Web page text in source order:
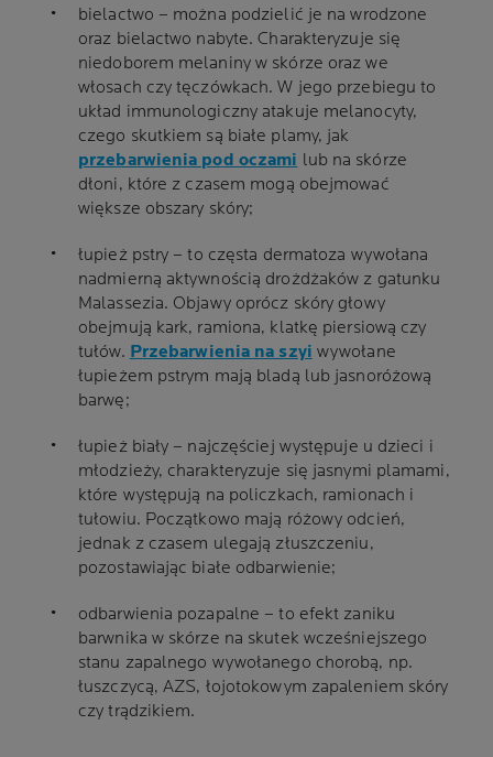
bielactwo – można podzielić je na wrodzone
oraz bielactwo nabyte. Charakteryzuje się
niedoborem melaniny w skórze oraz we
włosach czy tęczówkach. W jego przebiegu to
układ immunologiczny atakuje melanocyty,
czego skutkiem są białe plamy, jak
przebarwienia pod oczami lub na skórze
dłoni, które z czasem mogą obejmować
większe obszary skóry;
łupież pstry – to częsta dermatoza wywołana
nadmierną aktywnością drożdżaków z gatunku
Malassezia. Objawy oprócz skóry głowy
obejmują kark, ramiona, klatkę piersiową czy
tułów. Przebarwienia na szyi wywołane
łupieżem pstrym mają bladą lub jasnoróżową
barwę;
łupież biały – najczęściej występuje u dzieci i
młodzieży, charakteryzuje się jasnymi plamami,
które występują na policzkach, ramionach i
tułowiu. Początkowo mają różowy odcień,
jednak z czasem ulegają złuszczeniu,
pozostawiając białe odbarwienie;
odbarwienia pozapalne – to efekt zaniku
barwnika w skórze na skutek wcześniejszego
stanu zapalnego wywołanego chorobą, np.
łuszczycą, AZS, łojotokowym zapaleniem skóry
czy trądzikiem.